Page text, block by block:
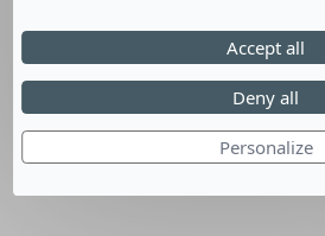
Personalize
Deny all
Accept all